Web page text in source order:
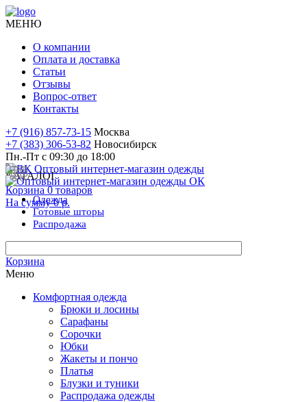
МЕНЮ
О компании
Оплата и доставка
Статьи
Отзывы
Вопрос-ответ
Контакты
+7 (916) 857-73-15 Москва
+7 (383) 306-53-82 Новосибирск
Пн.-Пт с 09:30 до 18:00
Корзина 0товаров
На сумму 0 р.
КАТАЛОГ
Одежда
Готовые шторы
Распродажа
Корзина
Меню
Комфортная одежда
Брюки и лосины
Сарафаны
Сорочки
Юбки
Жакеты и пончо
Платья
Блузки и туники
Распродажа одежды